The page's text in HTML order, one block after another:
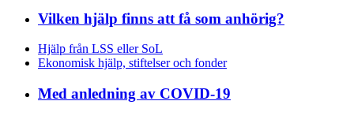
Vilken hjälp finns att få som anhörig?
Hjälp från LSS eller SoL
Ekonomisk hjälp, stiftelser och fonder
Med anledning av COVID-19